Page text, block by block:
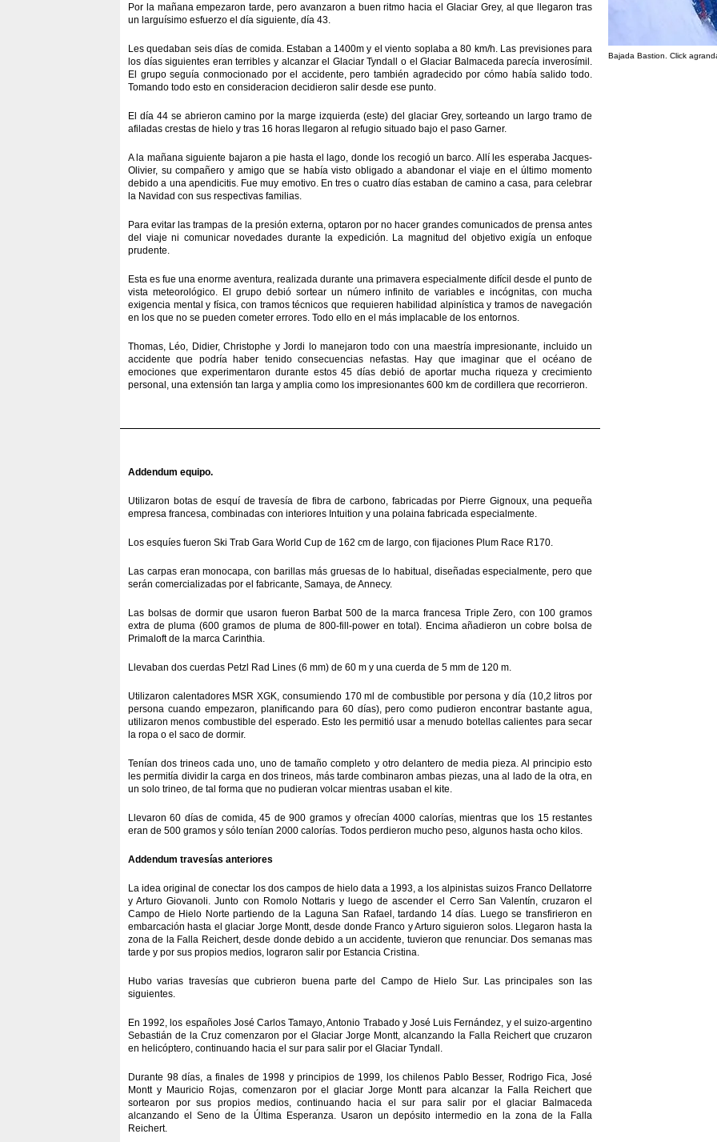
Por la mañana empezaron tarde, pero avanzaron a buen ritmo hacia el Glaciar Grey, al que llegaron tras
un larguísimo esfuerzo el día siguiente, día 43.
Les quedaban seis días de comida. Estaban a 1400m y el viento soplaba a 80 km/h. Las previsiones para
los días siguientes eran terribles y alcanzar el Glaciar Tyndall o el Glaciar Balmaceda parecía inverosímil.
El grupo seguía conmocionado por el accidente, pero también agradecido por cómo había salido todo.
Tomando todo esto en consideracion decidieron salir desde ese punto.
El día 44 se abrieron camino por la marge izquierda (este) del glaciar Grey, sorteando un largo tramo de
afiladas crestas de hielo y tras 16 horas llegaron al refugio situado bajo el paso Garner.
A la mañana siguiente bajaron a pie hasta el lago, donde los recogió un barco. Allí les esperaba Jacques-
Olivier, su compañero y amigo que se había visto obligado a abandonar el viaje en el último momento
debido a una apendicitis. Fue muy emotivo. En tres o cuatro días estaban de camino a casa, para celebrar
la Navidad con sus respectivas familias.
Para evitar las trampas de la presión externa, optaron por no hacer grandes comunicados de prensa antes
del viaje ni comunicar novedades durante la expedición. La magnitud del objetivo exigía un enfoque
prudente.
Esta es fue una enorme aventura, realizada durante una primavera especialmente difícil desde el punto de
vista meteorológico. El grupo debió sortear un número infinito de variables e incógnitas, con mucha
exigencia mental y física, con tramos técnicos que requieren habilidad alpinística y tramos de navegación
en los que no se pueden cometer errores. Todo ello en el más implacable de los entornos.
Thomas, Léo, Didier, Christophe y Jordi lo manejaron todo con una maestría impresionante, incluido un
accidente que podría haber tenido consecuencias nefastas. Hay que imaginar que el océano de
emociones que experimentaron durante estos 45 días debió de aportar mucha riqueza y crecimiento
personal, una extensión tan larga y amplia como los impresionantes 600 km de cordillera que recorrieron.
Bajada Bastion. Click
Addendum equipo.
Utilizaron botas de esquí de travesía de fibra de carbono, fabricadas por Pierre Gignoux, una pequeña
empresa francesa, combinadas con interiores Intuition y una polaina fabricada especialmente.
Los esquíes fueron Ski Trab Gara World Cup de 162 cm de largo, con fijaciones Plum Race R170.
Las carpas eran monocapa, con barillas más gruesas de lo habitual, diseñadas especialmente, pero que
serán comercializadas por el fabricante, Samaya, de Annecy.
Las bolsas de dormir que usaron fueron Barbat 500 de la marca francesa Triple Zero, con 100 gramos
extra de pluma (600 gramos de pluma de 800-fill-power en total). Encima añadieron un cobre bolsa de
Primaloft de la marca Carinthia.
Llevaban dos cuerdas Petzl Rad Lines (6 mm) de 60 m y una cuerda de 5 mm de 120 m.
Utilizaron calentadores MSR XGK, consumiendo 170 ml de combustible por persona y día (10,2 litros por
persona cuando empezaron, planificando para 60 días), pero como pudieron encontrar bastante agua,
utilizaron menos combustible del esperado. Esto les permitió usar a menudo botellas calientes para secar
la ropa o el saco de dormir.
Tenían dos trineos cada uno, uno de tamaño completo y otro delantero de media pieza. Al principio esto
les permitía dividir la carga en dos trineos, más tarde combinaron ambas piezas, una al lado de la otra, en
un solo trineo, de tal forma que no pudieran volcar mientras usaban el kite.
Llevaron 60 días de comida, 45 de 900 gramos y ofrecían 4000 calorías, mientras que los 15 restantes
eran de 500 gramos y sólo tenían 2000 calorías. Todos perdieron mucho peso, algunos hasta ocho kilos.
Addendum travesías anteriores
La idea original de conectar los dos campos de hielo data a 1993, a los alpinistas suizos Franco Dellatorre
y Arturo Giovanoli. Junto con Romolo Nottaris y luego de ascender el Cerro San Valentín, cruzaron el
Campo de Hielo Norte partiendo de la Laguna San Rafael, tardando 14 días. Luego se transfirieron en
embarcación hasta el glaciar Jorge Montt, desde donde Franco y Arturo siguieron solos. Llegaron hasta la
zona de la Falla Reichert, desde donde debido a un accidente, tuvieron que renunciar. Dos semanas mas
tarde y por sus propios medios, lograron salir por Estancia Cristina.
Hubo varias travesías que cubrieron buena parte del Campo de Hielo Sur. Las principales son las
siguientes.
En 1992, los españoles José Carlos Tamayo, Antonio Trabado y José Luis Fernández, y el suizo-argentino
Sebastián de la Cruz comenzaron por el Glaciar Jorge Montt, alcanzando la Falla Reichert que cruzaron
en helicóptero, continuando hacia el sur para salir por el Glaciar Tyndall.
Durante 98 días, a finales de 1998 y principios de 1999, los chilenos Pablo Besser, Rodrigo Fica, José
Montt y Mauricio Rojas, comenzaron por el glaciar Jorge Montt para alcanzar la Falla Reichert que
sortearon por sus propios medios, continuando hacia el sur para salir por el glaciar Balmaceda
alcanzando el Seno de la Última Esperanza. Usaron un depósito intermedio en la zona de la Falla
Reichert.